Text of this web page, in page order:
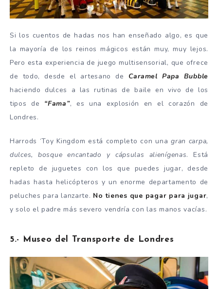
Si los cuentos de hadas nos han enseñado algo, es que
la mayoría de los reinos mágicos están muy, muy lejos.
Pero esta experiencia de juego multisensorial, que ofrece
de todo, desde el artesano de Caramel Papa Bubble
haciendo dulces a las rutinas de baile en vivo de los
tipos de “Fama”, es una explosión en el corazón de
Londres.
Harrods ‘Toy Kingdom está completo con unagran carpa,
dulces, bosque encantado y cápsulas alienígenas. Está
repleto de juguetes con los que puedes jugar, desde
hadas hasta helicópteros y un enorme departamento de
peluches para lanzarte. No tienes que pagar para jugar,
y solo el padre más severo vendría con las manos vacías.
5.- Museo del Transporte de Londres